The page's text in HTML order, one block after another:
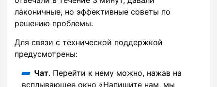
лаконичные, но эффективные советы по
решению проблемы.
Для связи с технической поддержкой
предусмотрены:
Чат. Перейти к нему можно, нажав на
всплывающее окно «Напишите нам, мы